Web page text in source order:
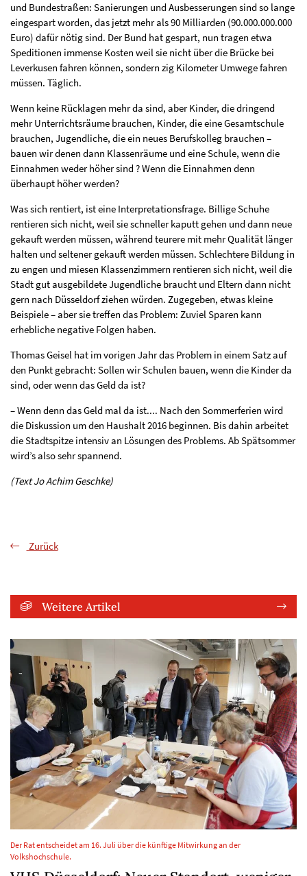
und Bundestraßen: Sanierungen und Ausbesserungen sind so lange
eingespart worden, das jetzt mehr als 90 Milliarden (90.000.000.000
Euro) dafür nötig sind. Der Bund hat gespart, nun tragen etwa
Speditionen immense Kosten weil sie nicht über die Brücke bei
Leverkusen fahren können, sondern zig Kilometer Umwege fahren
müssen. Täglich.
Wenn keine Rücklagen mehr da sind, aber Kinder, die dringend
mehr Unterrichtsräume brauchen, Kinder, die eine Gesamtschule
brauchen, Jugendliche, die ein neues Berufskolleg brauchen –
bauen wir denen dann Klassenräume und eine Schule, wenn die
Einnahmen weder höher sind ? Wenn die Einnahmen denn
überhaupt höher werden?
Was sich rentiert, ist eine Interpretationsfrage. Billige Schuhe
rentieren sich nicht, weil sie schneller kaputt gehen und dann neue
gekauft werden müssen, während teurere mit mehr Qualität länger
halten und seltener gekauft werden müssen. Schlechtere Bildung in
zu engen und miesen Klassenzimmern rentieren sich nicht, weil die
Stadt gut ausgebildete Jugendliche braucht und Eltern dann nicht
gern nach Düsseldorf ziehen würden. Zugegeben, etwas kleine
Beispiele – aber sie treffen das Problem: Zuviel Sparen kann
erhebliche negative Folgen haben.
Thomas Geisel hat im vorigen Jahr das Problem in einem Satz auf
den Punkt gebracht: Sollen wir Schulen bauen, wenn die Kinder da
sind, oder wenn das Geld da ist?
– Wenn denn das Geld mal da ist.... Nach den Sommerferien wird
die Diskussion um den Haushalt 2016 beginnen. Bis dahin arbeitet
die Stadtspitze intensiv an Lösungen des Problems. Ab Spätsommer
wird’s also sehr spannend.
(Text Jo Achim Geschke)
Zurück
Weitere Artikel
Der Rat entscheidet am 16. Juli über die künftige Mitwirkung an der
Volkshochschule.